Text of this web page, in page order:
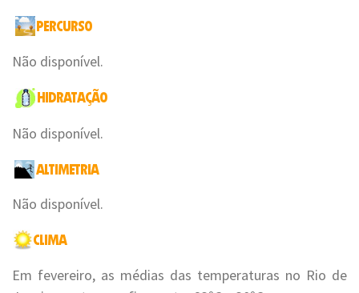
Não disponível.
Não disponível.
Não disponível.
Em fevereiro, as médias das temperaturas no Rio de